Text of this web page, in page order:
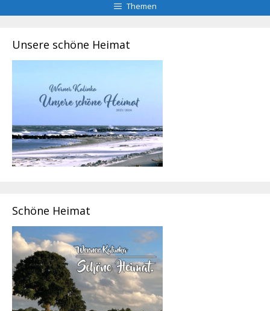
Themen
Unsere schöne Heimat
Schöne Heimat